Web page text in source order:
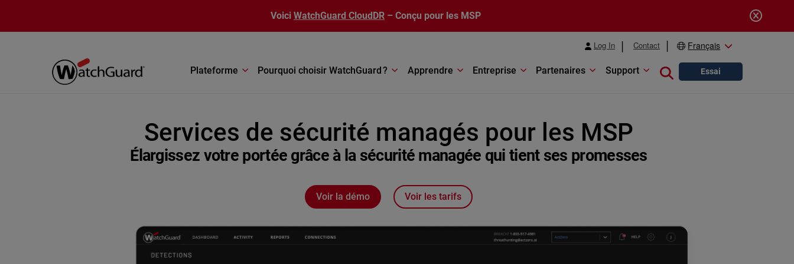
Voici WatchGuard CloudDR – Conçu pour les MSP
Log In Contact Français
Plateforme Pourquoi choisir WatchGuard ? Apprendre Entreprise Partenaires Support Close search
Essai
Services de sécurité managés pour les MSP
Élargissez votre portée grâce à la sécurité managée qui tient ses promesses
Voir la démo Voir les tarifs